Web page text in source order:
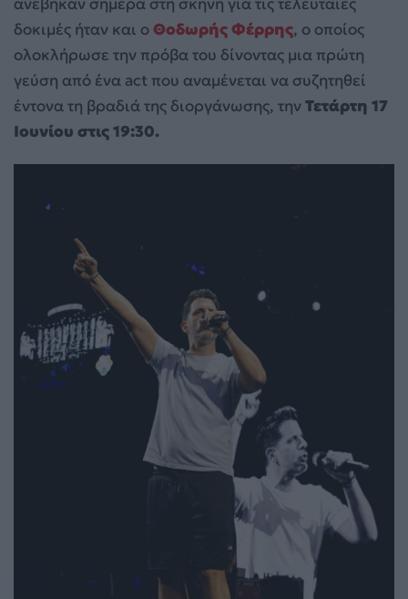
δοκιμές ήταν και ο Θοδωρής Φέρρης, ο οποίος
ολοκλήρωσε την πρόβα του δίνοντας μια πρώτη
γεύση από ένα act που αναμένεται να συζητηθεί
έντονα τη βραδιά της διοργάνωσης, τηνΤετάρτη 17
Ιουνίου στις 19:30.